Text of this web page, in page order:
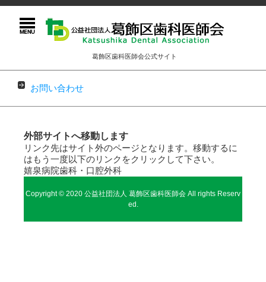
葛飾区歯科医師会公式サイト
お問い合わせ
外部サイトへ移動します
リンク先はサイト外のページとなります。移動するに
はもう一度以下のリンクをクリックして下さい。
嬉泉病院歯科・口腔外科
Copyright © 2020 公益社団法人 葛飾区歯科医師会 All rights Reserv
ed.